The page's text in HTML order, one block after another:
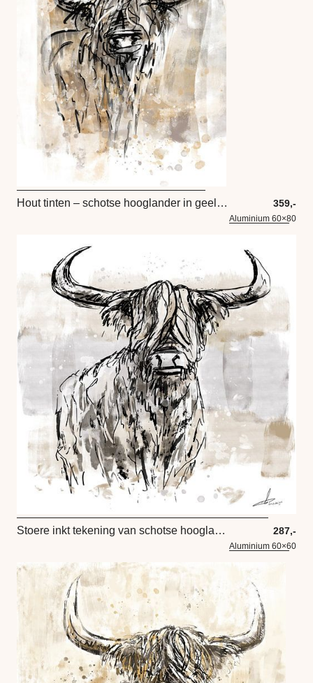
Hout tinten – schotse hooglander in geel en taupe 359,-
Aluminium 60×80
Stoere inkt tekening van schotse hooglander. Ingekleurd in nieuw landelijkstijl 287,-
Aluminium 60×60